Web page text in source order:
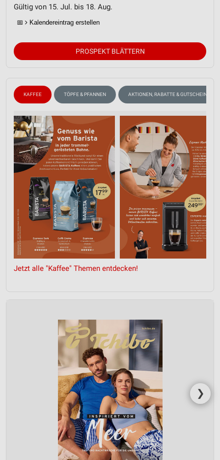
Gültig von 15. Jul. bis 18. Aug.
📅 Kalendereintrag erstellen
PROSPEKT BLÄTTERN
KAFFEE TÖPFE & PFANNEN AKTIONEN, RABATTE & GUTSCHEINE
Jetzt alle "Kaffee" Themen entdecken!
❯